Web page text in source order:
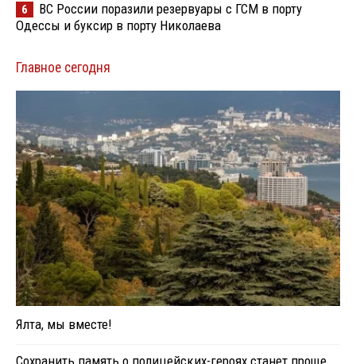
6
ВС России поразили резервуары с ГСМ в порту
Одессы и буксир в порту Николаева
Главное сегодня
Ялта, мы вместе!